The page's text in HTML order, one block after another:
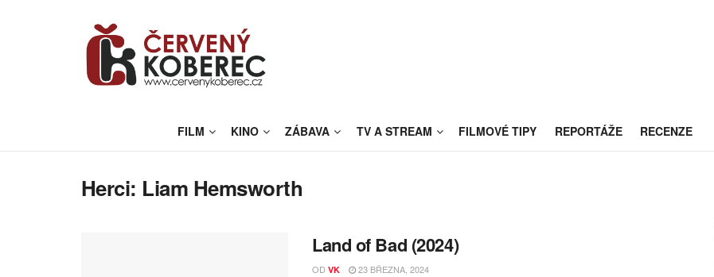
FILM KINO ZÁBAVA TV A STREAM FILMOVÉ TIPY REPORTÁŽE RECENZE
Herci: Liam Hemsworth
Land of Bad (2024)
OD VK 23 BŘEZNA, 2024